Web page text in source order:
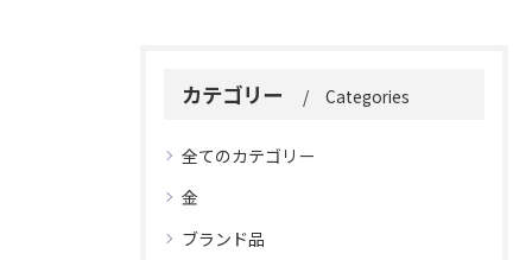
カテゴリー Categories
全てのカテゴリー
金
ブランド品